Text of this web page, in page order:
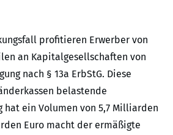
profitieren Erwerber von
an Kapitalgesellschaften von
nach § 13a ErbStG. Diese
belastende
hat ein Volumen von 5,7 Milliarden
Euro macht der ermäßigte